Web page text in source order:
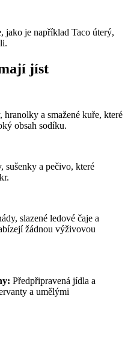
jako je například Taco úterý,
jíst
hranolky a smažené kuře, které
obsah sodíku.
sušenky a pečivo, které
slazené ledové čaje a
žádnou výživovou
Předpřipravená jídla a
a umělými